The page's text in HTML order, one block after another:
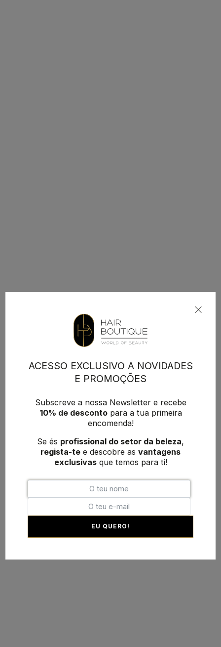
ACESSO EXCLUSIVO A NOVIDADES
E PROMOÇÕES
Subscreve a nossa Newsletter e recebe
10% de descontopara a tua primeira
encomenda!
Se és profissional do setor da beleza,
regista-te e descobre as vantagens
exclusivasque temos para ti!
EU QUERO!